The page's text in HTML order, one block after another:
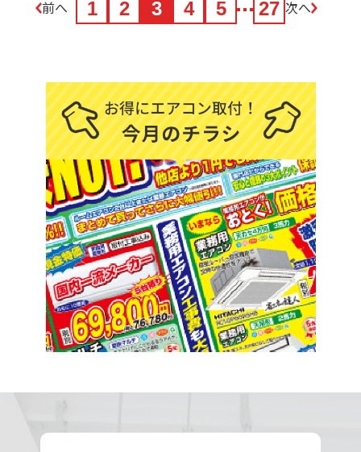
前へ 1 2 3 4 5 27 次へ